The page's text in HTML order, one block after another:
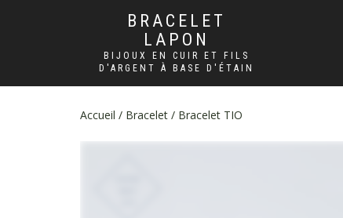
BRACELET
LAPON
BIJOUX EN CUIR ET FILS
D'ARGENT À BASE D'ÉTAIN
Accueil / Bracelet / Bracelet TIO